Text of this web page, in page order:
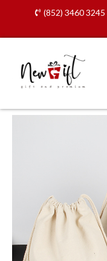
content
(852) 3460 3245